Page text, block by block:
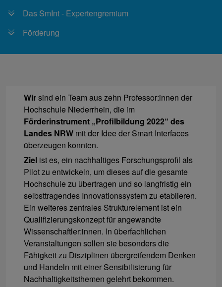
Das SmInt - Expertengremium
Förderung
Wirsind ein Team aus zehn Professor:innen der
Hochschule Niederrhein, die im
Förderinstrument „Profilbildung 2022“ des
Landes NRW mit der Idee der Smart Interfaces
überzeugen konnten.
Ziel ist es, ein nachhaltiges Forschungsprofil als
Pilot zu entwickeln, um dieses auf die gesamte
Hochschule zu übertragen und so langfristig ein
selbsttragendes Innovationssystem zu etablieren.
Ein weiteres zentrales Strukturelement ist ein
Qualifizierungskonzept für angewandte
Wissenschaftler:innen. In überfachlichen
Veranstaltungen sollen sie besonders die
Fähigkeit zu Disziplinen übergreifendem Denken
und Handeln mit einer Sensibilisierung für
Nachhaltigkeitsthemen gelehrt bekommen.